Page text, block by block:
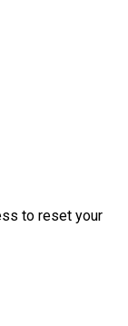
to reset your